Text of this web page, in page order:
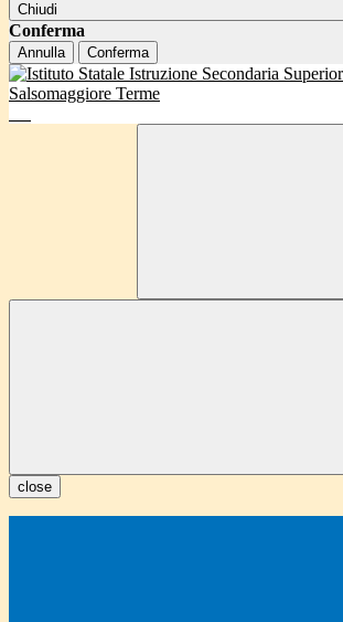
Chiudi
Conferma
Annulla Conferma
close